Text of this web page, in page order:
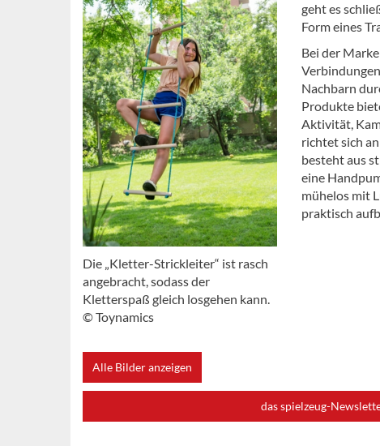
Die „Kletter-Strickleiter“ ist rasch
angebracht, sodass der
Kletterspaß gleich losgehen kann.
© Toynamics
Alle Bilder anzeigen
geht es
Form eines
Bei der Marke
Nachbarn
Produkte
Aktivität,
richtet sich
besteht aus
eine
mühelos mit
praktisch
das spielzeug-